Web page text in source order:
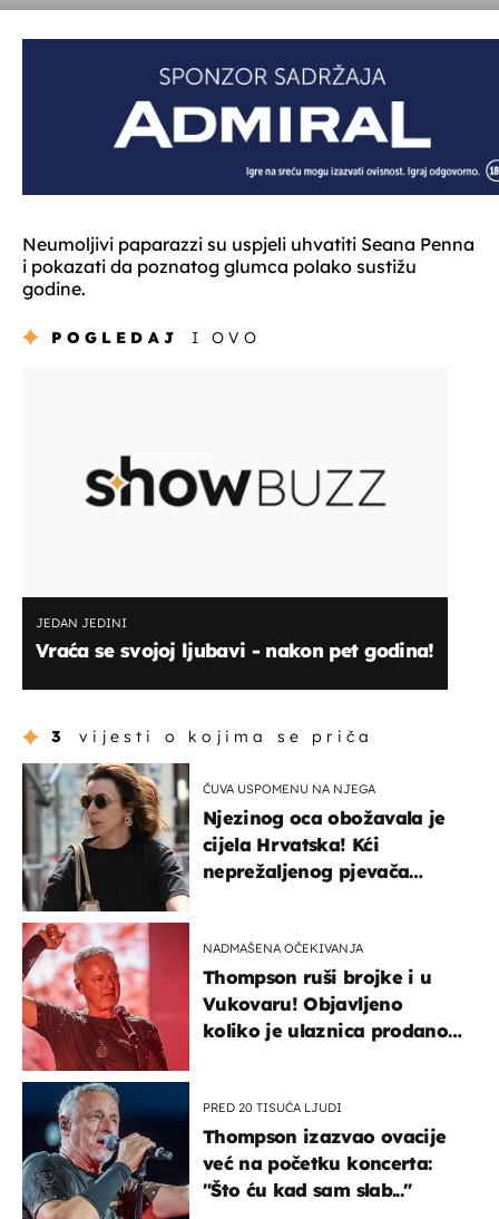
Neumoljivi paparazzi su uspjeli uhvatiti Seana Penna
i pokazati da poznatog glumca polako sustižu
godine.
POGLEDAJ I OVO
JEDAN JEDINI
Vraća se svojoj ljubavi - nakon pet godina!
3 vijesti o kojima se priča
ČUVA USPOMENU NA NJEGA
Njezinog oca obožavala je
cijela Hrvatska! Kći
neprežaljenog pjevača
NADMAŠENA OČEKIVANJA
Thompson ruši brojke i u
Vukovaru! Objavljeno
koliko je ulaznica prodano
PRED 20 TISUĆA LJUDI
Thompson izazvao ovacije
već na početku koncerta:
"Što ću kad sam slab..."